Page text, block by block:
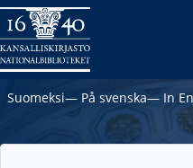
Suomeksi― På svenska― In